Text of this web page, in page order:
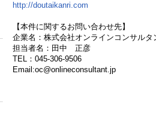
http://doutaikanri.com
【本件に関するお問い合わせ先】
企業名：株式会社オンラインコンサルタ
担当者名：田中 正彦
TEL：045-306-9506
Email:oc@onlineconsultant.jp